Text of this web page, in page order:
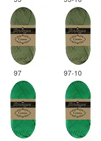
97 97-10